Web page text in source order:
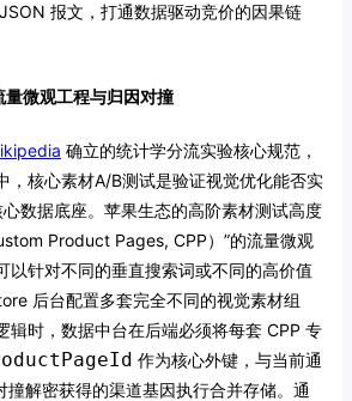
报文，打通数据驱动竞价的因果链
微观工程与归因对撞
确立的统计学分流实验核心规范，
，核心素材A/B测试是验证视觉优化能否实
数据底座。苹果生态的高阶素材测试高度
Product Pages, CPP）”的流量微观
以针对不同的垂直搜索词或不同的高价值
后台配置多套完全不同的视觉素材组
辑时，数据中台在后端必须将每套 CPP 专
作为核心外键，与当前通
解密获得的渠道基因执行合并存储。通